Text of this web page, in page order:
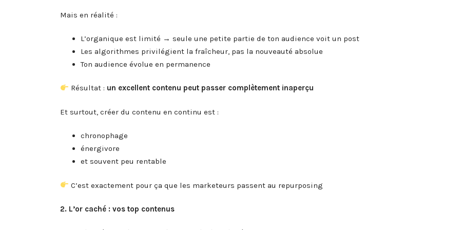
Mais en réalité :
L’organique est limité → seule une petite partie de ton audience voit un post
Les algorithmes privilégient la fraîcheur, pas la nouveauté absolue
Ton audience évolue en permanence
Résultat : un excellent contenu peut passer complètement inaperçu
Et surtout, créer du contenu en continu est :
chronophage
énergivore
et souvent peu rentable
C’est exactement pour ça que les marketeurs passent au repurposing
2. L’or caché : vos top contenus